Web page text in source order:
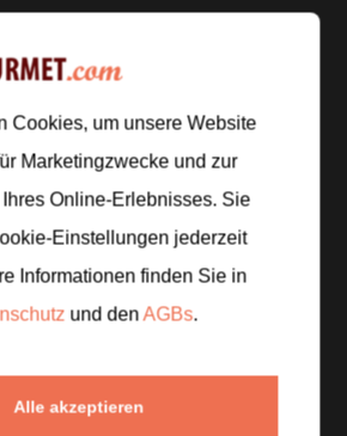
hinzufügen
Gemüsebrühe übergießen,
5 Minutenquellen lassen. Danach
Cookies, um unsere Website
Marketingzwecke und zur
Online-Erlebnisses. Sie
Einstellungen jederzeit
Informationen finden Sie in
und denAGBs.
Alle akzeptieren